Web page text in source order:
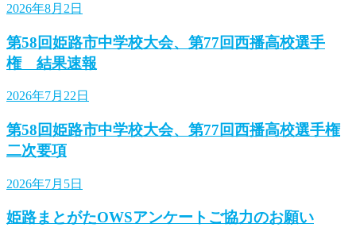
2026年8月2日
第58回姫路市中学校大会、第77回西播高校選手
権 結果速報
2026年7月22日
第58回姫路市中学校大会、第77回西播高校選手権
二次要項
2026年7月5日
姫路まとがたOWSアンケートご協力のお願い